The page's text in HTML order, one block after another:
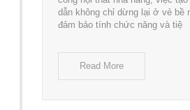
dẫn không chỉ dừng lại ở vẻ bề
đảm bảo tính chức năng và tiệ
Read More